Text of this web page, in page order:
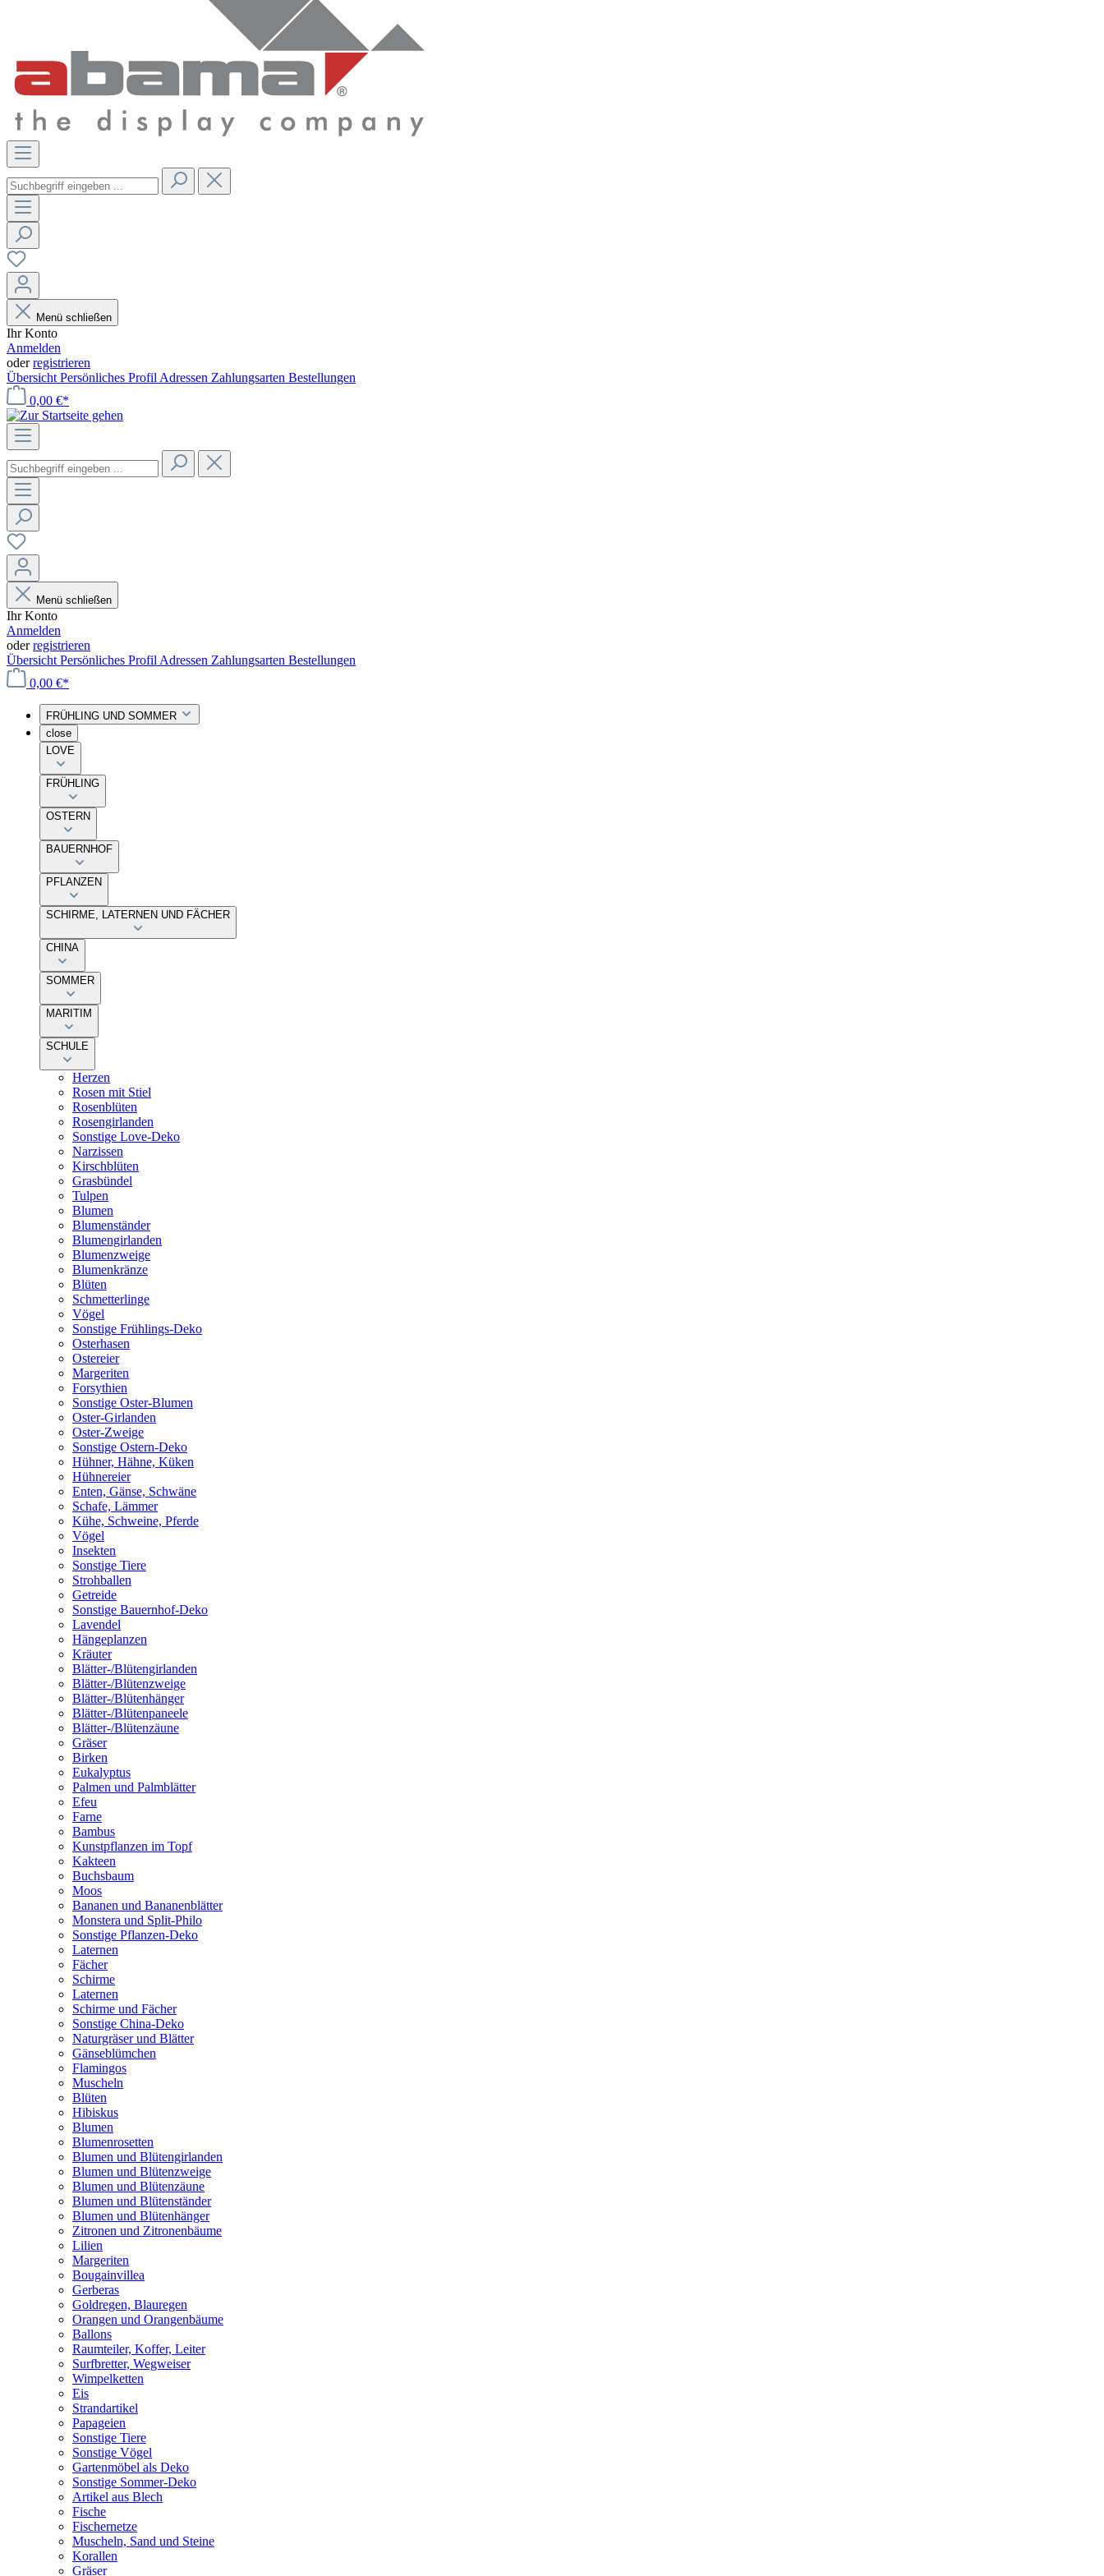
Menü schließen
Ihr Konto
Anmelden
oderregistrieren
Übersicht Persönliches Profil Adressen Zahlungsarten Bestellungen
0,00 €*
Menü schließen
Ihr Konto
Anmelden
oderregistrieren
Übersicht Persönliches Profil Adressen Zahlungsarten Bestellungen
0,00 €*
FRÜHLING UND SOMMER
close
LOVE
FRÜHLING
OSTERN
BAUERNHOF
PFLANZEN
SCHIRME, LATERNEN UND FÄCHER
CHINA
SOMMER
MARITIM
SCHULE
Herzen
Rosen mit Stiel
Rosenblüten
Rosengirlanden
Sonstige Love-Deko
Narzissen
Kirschblüten
Grasbündel
Tulpen
Blumen
Blumenständer
Blumengirlanden
Blumenzweige
Blumenkränze
Blüten
Schmetterlinge
Vögel
Sonstige Frühlings-Deko
Osterhasen
Ostereier
Margeriten
Forsythien
Sonstige Oster-Blumen
Oster-Girlanden
Oster-Zweige
Sonstige Ostern-Deko
Hühner, Hähne, Küken
Hühnereier
Enten, Gänse, Schwäne
Schafe, Lämmer
Kühe, Schweine, Pferde
Vögel
Insekten
Sonstige Tiere
Strohballen
Getreide
Sonstige Bauernhof-Deko
Lavendel
Hängeplanzen
Kräuter
Blätter-/Blütengirlanden
Blätter-/Blütenzweige
Blätter-/Blütenhänger
Blätter-/Blütenpaneele
Blätter-/Blütenzäune
Gräser
Birken
Eukalyptus
Palmen und Palmblätter
Efeu
Farne
Bambus
Kunstpflanzen im Topf
Kakteen
Buchsbaum
Moos
Bananen und Bananenblätter
Monstera und Split-Philo
Sonstige Pflanzen-Deko
Laternen
Fächer
Schirme
Laternen
Schirme und Fächer
Sonstige China-Deko
Naturgräser und Blätter
Gänseblümchen
Flamingos
Muscheln
Blüten
Hibiskus
Blumen
Blumenrosetten
Blumen und Blütengirlanden
Blumen und Blütenzweige
Blumen und Blütenzäune
Blumen und Blütenständer
Blumen und Blütenhänger
Zitronen und Zitronenbäume
Lilien
Margeriten
Bougainvillea
Gerberas
Goldregen, Blauregen
Orangen und Orangenbäume
Ballons
Raumteiler, Koffer, Leiter
Surfbretter, Wegweiser
Wimpelketten
Eis
Strandartikel
Papageien
Sonstige Tiere
Sonstige Vögel
Gartenmöbel als Deko
Sonstige Sommer-Deko
Artikel aus Blech
Fische
Fischernetze
Muscheln, Sand und Steine
Korallen
Gräser